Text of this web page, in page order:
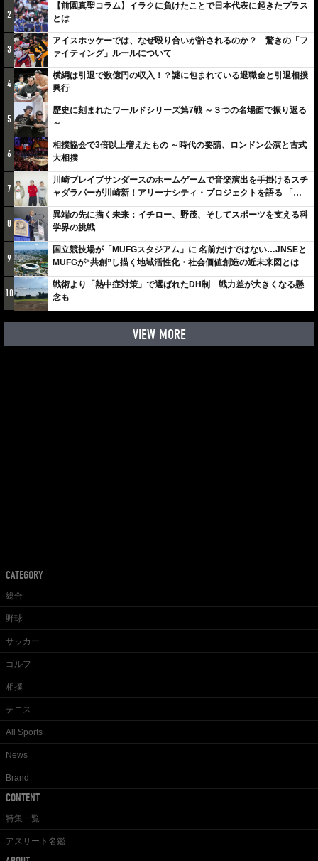
2
【前園真聖コラム】イラクに負けたことで日本代表に起きたプラス
とは
3
アイスホッケーでは、なぜ殴り合いが許されるのか？ 驚きの「フ
ァイティング」ルールについて
4
横綱は引退で数億円の収入！？謎に包まれている退職金と引退相撲
興行
5
歴史に刻まれたワールドシリーズ第7戦 ～３つの名場面で振り返る
～
6
相撲協会で3倍以上増えたもの ～時代の要請、ロンドン公演と古式
大相撲
7
川崎ブレイブサンダースのホームゲームで音楽演出を手掛けるスチ
ャダラパーが川崎新！アリーナシティ・プロジェクトを語る 「楽
しみでしかないでしょ。川崎は、ずっと成長曲線だから」
8
異端の先に描く未来：イチロー、野茂、そしてスポーツを支える科
学界の挑戦
9
国立競技場が「MUFGスタジアム」に 名前だけではない…JNSEと
MUFGが“共創”し描く地域活性化・社会価値創造の近未来図とは
10
戦術より「熱中症対策」で選ばれたDH制 戦力差が大きくなる懸
念も
VIEW MORE
CATEGORY
総合
野球
サッカー
ゴルフ
相撲
テニス
All Sports
News
Brand
CONTENT
特集一覧
アスリート名鑑